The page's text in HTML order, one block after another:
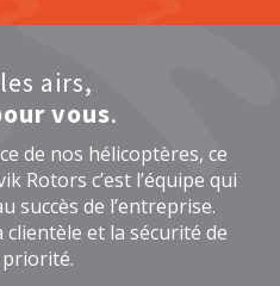
airs,
vous.
de nos hélicoptères, ce
Rotors c’est l’équipe qui
succès de l’entreprise.
clientèle et la sécurité de